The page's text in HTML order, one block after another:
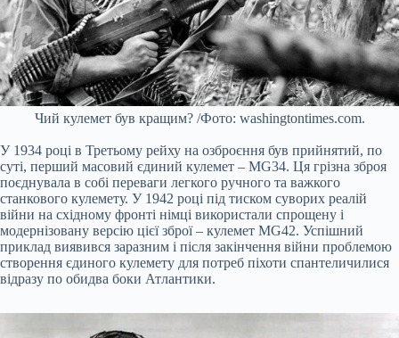
Чий кулемет був кращим? /Фото: washingtontimes.com.
У 1934 році в Третьому рейху на озброєння був прийнятий, по
суті, перший масовий єдиний кулемет – MG34. Ця грізна зброя
поєднувала в собі переваги легкого ручного та важкого
станкового кулемету. У 1942 році під тиском суворих реалій
війни на східному фронті німці використали спрощену і
модернізовану версію цієї зброї – кулемет MG42. Успішний
приклад виявився заразним і після закінчення війни проблемою
створення єдиного кулемету для потреб піхоти спантеличилися
відразу по обидва боки Атлантики.